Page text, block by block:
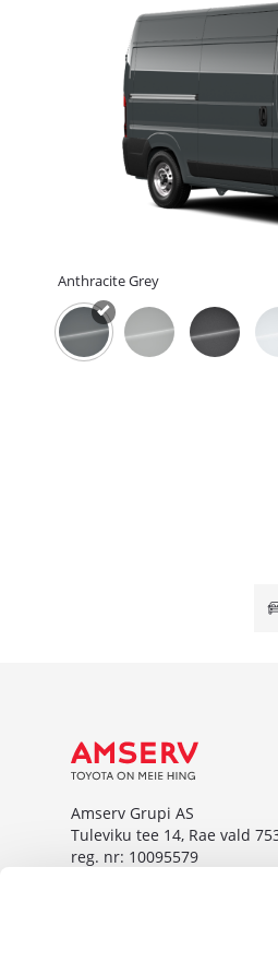
Anthracite Grey
Amserv Grupi AS
Tuleviku tee 14, Rae vald
reg. nr: 10095579
Tuleviku tee 14, Rae vald